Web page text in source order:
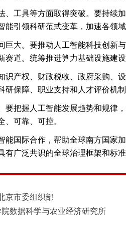
工具等方面取得突破。要持续
引领科研范式变革，加速各领域
大。要推动人工智能科技创新
道。统筹推进算力基础设施建
产权、财政税收、政府采购、
保障、职业支持和人才评价机
把握人工智能发展趋势和规律
可靠、可控。
国际合作，帮助全球南方国家
广泛共识的全球治理框架和标准
京市委组织部
数据科学与农业经济研究所